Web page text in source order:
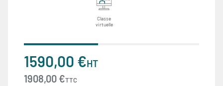
Classe
virtuelle
1590,00 €HT
1908,00 €TTC